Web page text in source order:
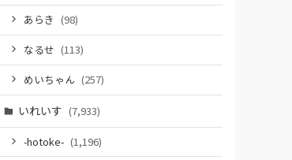
あらき (98)
なるせ (113)
めいちゃん (257)
いれいす (7,933)
-hotoke- (1,196)